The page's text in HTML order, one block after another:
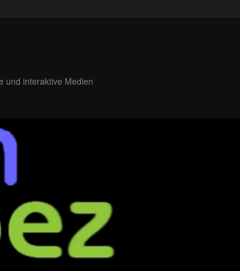
und interaktive Medien